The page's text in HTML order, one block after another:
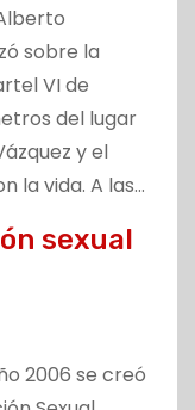
sobre la
VI de
del lugar
y el
la vida. A las…
sexual
2006 se creó